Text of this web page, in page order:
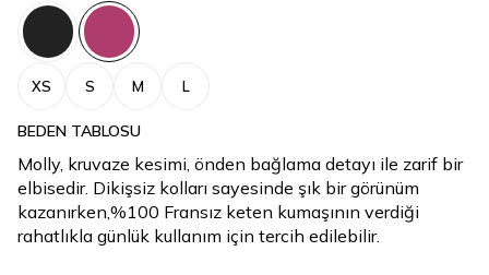
XS S M L
BEDEN TABLOSU
Molly, kruvaze kesimi, önden bağlama detayı ile zarif bir
elbisedir. Dikişsiz kolları sayesinde şık bir görünüm
kazanırken,%100 Fransız keten kumaşının verdiği
rahatlıkla günlük kullanım için tercih edilebilir.